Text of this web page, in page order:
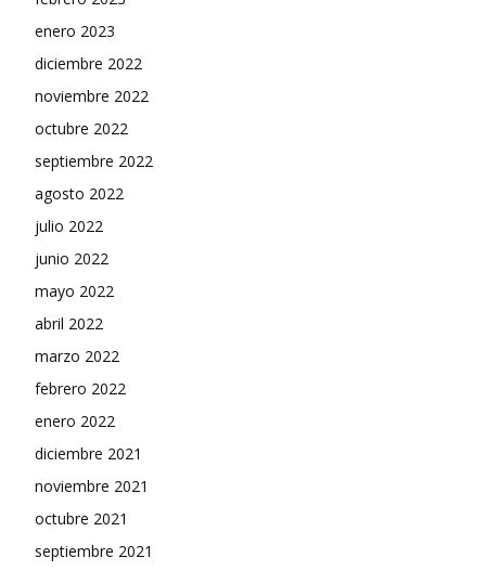
enero 2023
diciembre 2022
noviembre 2022
octubre 2022
septiembre 2022
agosto 2022
julio 2022
junio 2022
mayo 2022
abril 2022
marzo 2022
febrero 2022
enero 2022
diciembre 2021
noviembre 2021
octubre 2021
septiembre 2021